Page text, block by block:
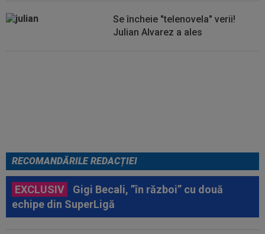
Se încheie "telenovela" verii!
Julian Alvarez a ales
RECOMANDĂRILE REDACȚIEI
EXCLUSIV
Gigi Becali, ”în război” cu două
echipe din SuperLigă